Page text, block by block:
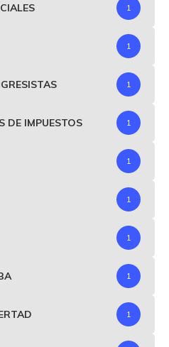
1
1
1
DE IMPUESTOS 1
1
1
1
1
1